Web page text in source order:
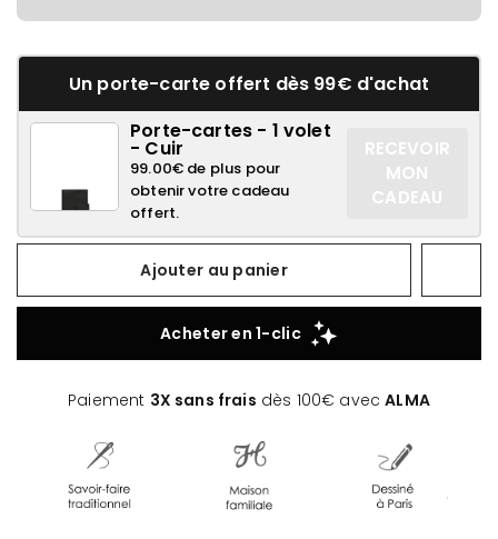
Un porte-carte offert dès 99€ d'achat
Porte-cartes - 1 volet
- Cuir
99.00€ de plus pour
obtenir votre cadeau
offert.
RECEVOIR
MON
CADEAU
Ajouter au panier
Paiement 3X sans frais dès 100€ avecALMA